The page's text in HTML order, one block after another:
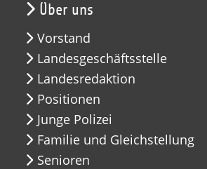
Über uns
Vorstand
Landesgeschäftsstelle
Landesredaktion
Positionen
Junge Polizei
Familie und Gleichstellung
Senioren